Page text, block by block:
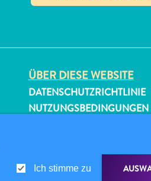
ÜBER DIESE WEBSITE
DATENSCHUTZRICHTLINIE
NUTZUNGSBEDINGUNGEN
Ich stimme zu